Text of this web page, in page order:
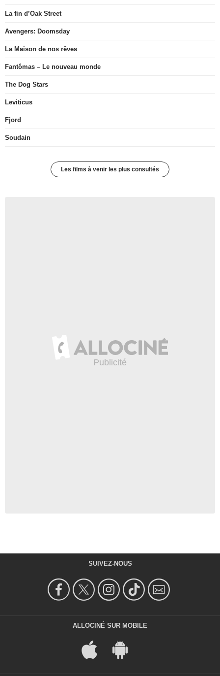
La fin d’Oak Street
Avengers: Doomsday
La Maison de nos rêves
Fantômas – Le nouveau monde
The Dog Stars
Leviticus
Fjord
Soudain
Les films à venir les plus consultés
SUIVEZ-NOUS
ALLOCINÉ SUR MOBILE